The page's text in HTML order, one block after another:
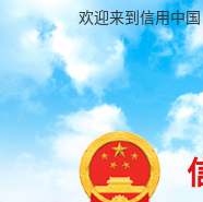
欢迎来到信用中国